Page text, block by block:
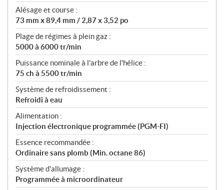
Alésage et course :
73 mm x 89,4 mm / 2,87 x 3,52 po
Plage de régimes à plein gaz :
5000 à 6000 tr/min
Puissance nominale à l'arbre de l'hélice :
75 ch à 5500 tr/min
Système de refroidissement :
Refroidi à eau
Alimentation :
Injection électronique programmée (PGM-FI)
Essence recommandée :
Ordinaire sans plomb (Min. octane 86)
Système d'allumage :
Programmée à microordinateur